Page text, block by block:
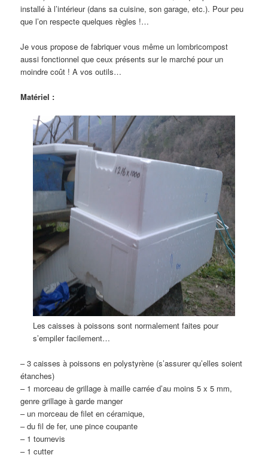
installé à l’intérieur (dans sa cuisine, son garage, etc.). Pour peu
que l’on respecte quelques règles !…
Je vous propose de fabriquer vous même un lombricompost
aussi fonctionnel que ceux présents sur le marché pour un
moindre coût ! A vos outils…
Matériel :
Les caisses à poissons sont normalement faites pour
s’empiler facilement…
– 3 caisses à poissons en polystyrène (s’assurer qu’elles soient
étanches)
– 1 morceau de grillage à maille carrée d’au moins 5 x 5 mm,
genre grillage à garde manger
– un morceau de filet en céramique,
– du fil de fer, une pince coupante
– 1 tournevis
– 1 cutter